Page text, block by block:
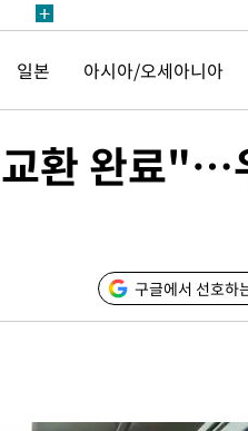
일본 아시아/오세아니아
환 완료"…
구글에서 선호하